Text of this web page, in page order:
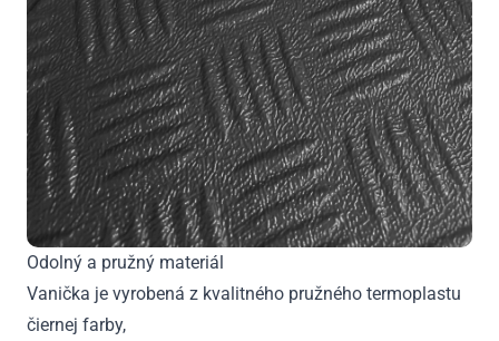
Odolný a pružný materiál
Vanička je vyrobená z kvalitného pružného termoplastu
čiernej farby,